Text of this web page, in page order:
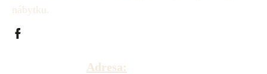
nábytku.
Adresa: